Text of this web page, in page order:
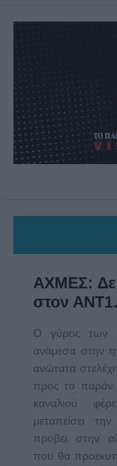
ΑΧΜΕΣ:
στον
Ο γύρος των
ανάμεσα στην
ανώτατα
προς το παρόν
καναλιού
μεταπείσει
προβεί στην
που θα